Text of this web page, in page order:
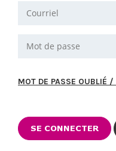
MOT DE PASSE OUBLIÉ